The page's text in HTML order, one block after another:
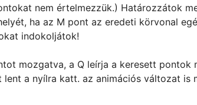
nem értelmezzük.) Határozzátok
ha az M pont az eredeti körvonal
indokoljátok!
mozgatva, a Q leírja a keresett pontok
lent a nyílra katt. az animációs változat is